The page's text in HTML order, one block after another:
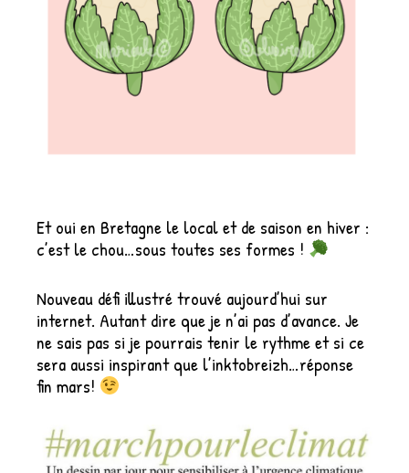
Et oui en Bretagne le local et de saison en hiver :
c’est le chou…sous toutes ses formes !
Nouveau défi illustré trouvé aujourd’hui sur
internet. Autant dire que je n’ai pas d’avance. Je
ne sais pas si je pourrais tenir le rythme et si ce
sera aussi inspirant que l’inktobreizh…réponse
fin mars!